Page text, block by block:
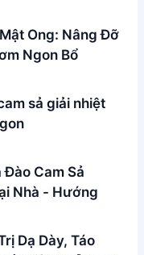
Ong: Nâng Đỡ
Ngon Bổ
sả giải nhiệt
Đào Cam Sả
Nhà - Hướng
Dạ Dày, Táo